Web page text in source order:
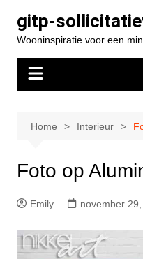
naar
inhoud
gitp-
Wooninspiratie voor een
Home Interieur
Foto op
Emily november